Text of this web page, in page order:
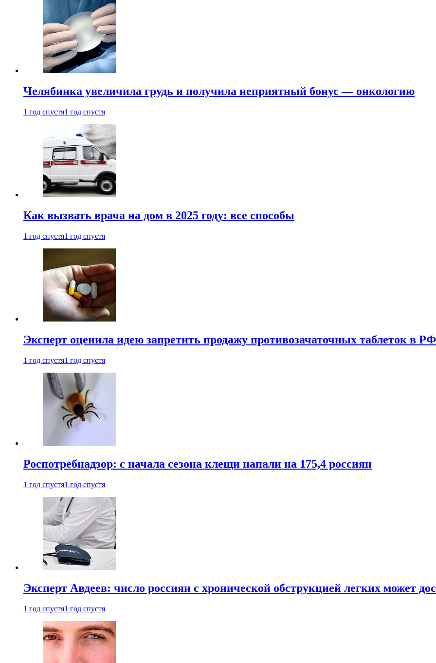
Челябинка увеличила грудь и получила неприятный бонус — онкологию
1 год спустя1 год спустя
Как вызвать врача на дом в 2025 году: все способы
1 год спустя1 год спустя
Эксперт оценила идею запретить продажу противозачаточных таблеток в РФ
1 год спустя1 год спустя
Роспотребнадзор: с начала сезона клещи напали на 175,4 россиян
1 год спустя1 год спустя
Эксперт Авдеев: число россиян с хронической обструкцией легких может
1 год спустя1 год спустя